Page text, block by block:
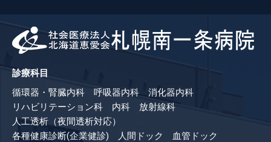
診療科目
循環器・腎臓内科 呼吸器内科 消化器内科
リハビリテーション科 内科 放射線科
人工透析（夜間透析対応）
各種健康診断(企業健診) 人間ドック 血管ドック